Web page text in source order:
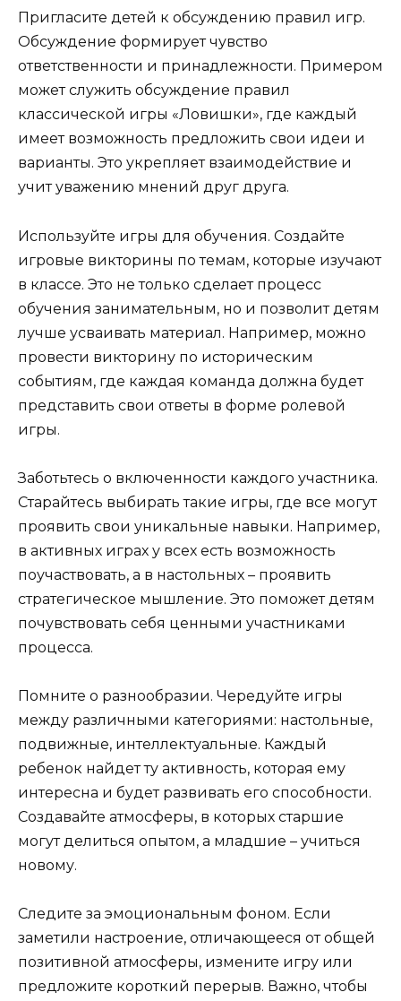
Пригласите детей к обсуждению правил игр.
Обсуждение формирует чувство
ответственности и принадлежности. Примером
может служить обсуждение правил
классической игры «Ловишки», где каждый
имеет возможность предложить свои идеи и
варианты. Это укрепляет взаимодействие и
учит уважению мнений друг друга.
Используйте игры для обучения. Создайте
игровые викторины по темам, которые изучают
в классе. Это не только сделает процесс
обучения занимательным, но и позволит детям
лучше усваивать материал. Например, можно
провести викторину по историческим
событиям, где каждая команда должна будет
представить свои ответы в форме ролевой
игры.
Заботьтесь о включенности каждого участника.
Старайтесь выбирать такие игры, где все могут
проявить свои уникальные навыки. Например,
в активных играх у всех есть возможность
поучаствовать, а в настольных – проявить
стратегическое мышление. Это поможет детям
почувствовать себя ценными участниками
процесса.
Помните о разнообразии. Чередуйте игры
между различными категориями: настольные,
подвижные, интеллектуальные. Каждый
ребенок найдет ту активность, которая ему
интересна и будет развивать его способности.
Создавайте атмосферы, в которых старшие
могут делиться опытом, а младшие – учиться
новому.
Следите за эмоциональным фоном. Если
заметили настроение, отличающееся от общей
позитивной атмосферы, измените игру или
предложите короткий перерыв. Важно, чтобы